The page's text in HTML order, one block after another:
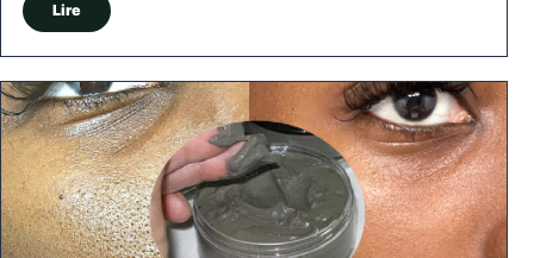
Lire